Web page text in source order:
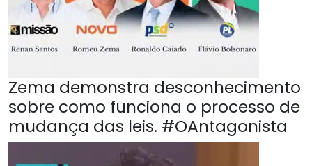
Zema demonstra desconhecimento
sobre como funciona o processo de
mudança das leis. #OAntagonista